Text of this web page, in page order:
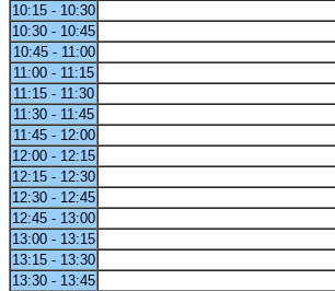
10:15 - 10:30
10:30 - 10:45
10:45 - 11:00
11:00 - 11:15
11:15 - 11:30
11:30 - 11:45
11:45 - 12:00
12:00 - 12:15
12:15 - 12:30
12:30 - 12:45
12:45 - 13:00
13:00 - 13:15
13:15 - 13:30
13:30 - 13:45